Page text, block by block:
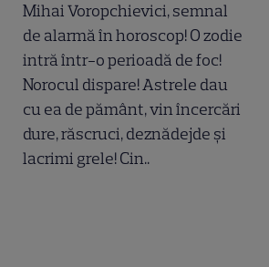
Mihai Voropchievici, semnal
de alarmă în horoscop! O zodie
intră într-o perioadă de foc!
Norocul dispare! Astrele dau
cu ea de pământ, vin încercări
dure, răscruci, deznădejde și
lacrimi grele! Cin..